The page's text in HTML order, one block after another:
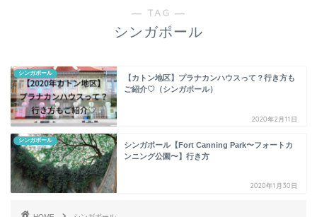
― TAG ―
シンガポール
シンガポール
【カトン地区】プラナカンハウスって？行き方も
ご紹介♡（シンガポール）
2020年2月11日
シンガポール
シンガポール【Fort Canning Park〜フォートカ
ンニング公園〜】行き方
2020年1月30日